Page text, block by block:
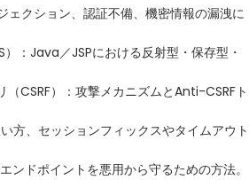
クション、認証不備、機密情報の漏洩に
：Java／JSPにおける反射型・保存型・
CSRF）：攻撃メカニズムとAnti-CSRFト
方、セッションフィックスやタイムアウト
ンドポイントを悪用から守るための方法。